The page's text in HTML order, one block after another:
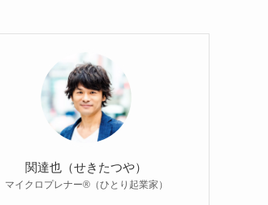
関達也（せきたつや）
マイクロプレナー®（ひとり起業家）